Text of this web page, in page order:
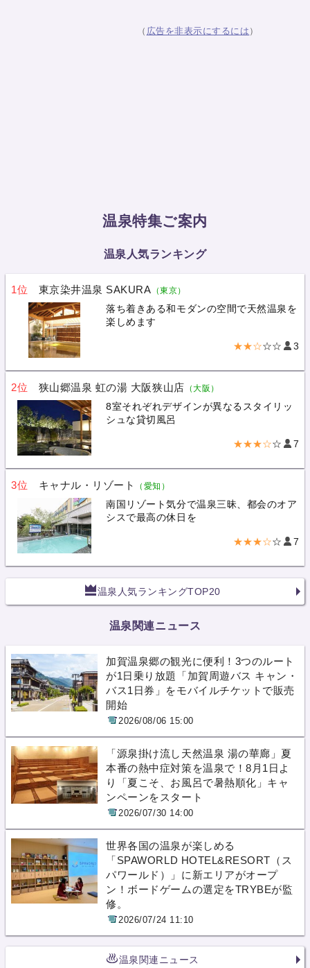
（ 広告を非表示にするには ）
温泉特集ご案内
温泉人気ランキング
1位 東京染井温泉 SAKURA （東京）
落ち着きある和モダンの空間で天然温泉を
楽しめます
★★☆☆☆ 3
2位 狭山郷温泉 虹の湯 大阪狭山店 （大阪）
8室それぞれデザインが異なるスタイリッ
シュな貸切風呂
★★★☆☆ 7
3位 キャナル・リゾート （愛知）
南国リゾート気分で温泉三昧、都会のオア
シスで最高の休日を
★★★☆☆ 7
温泉人気ランキングTOP20
温泉関連ニュース
加賀温泉郷の観光に便利！3つのルート
が1日乗り放題「加賀周遊バス キャン・
バス1日券」をモバイルチケットで販売
開始
2026/08/06 15:00
「源泉掛け流し天然温泉 湯の華廊」夏
本番の熱中症対策を温泉で！8月1日よ
り「夏こそ、お風呂で暑熱順化」キャ
ンペーンをスタート
2026/07/30 14:00
世界各国の温泉が楽しめる
「SPAWORLD HOTEL&RESORT（ス
パワールド）」に新エリアがオープ
ン！ボードゲームの選定をTRYBEが監
修。
2026/07/24 11:10
温泉関連ニュース